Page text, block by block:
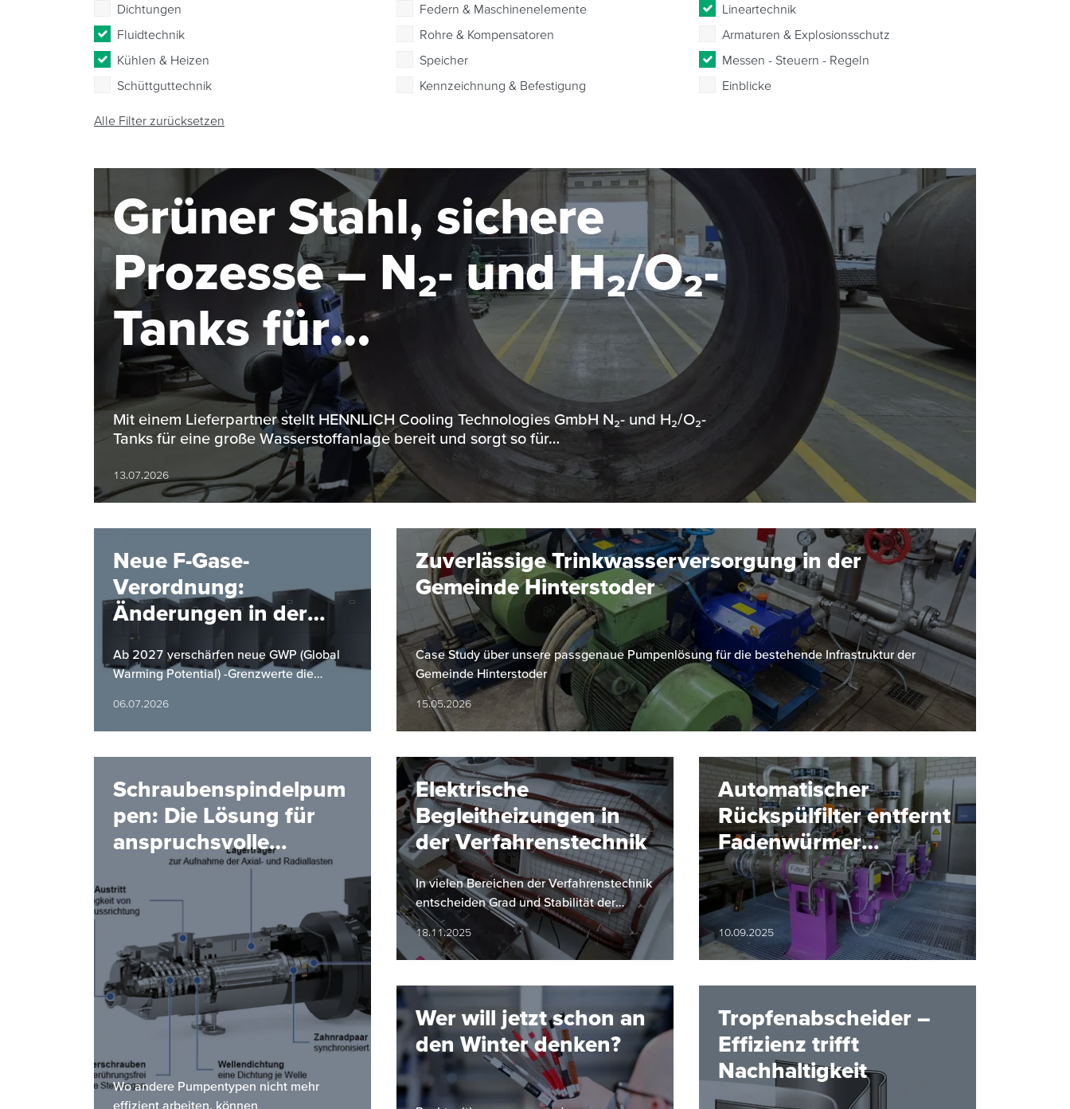
Dichtungen Federn & Maschinenelemente
Lineartechnik
Fluidtechnik
Rohre & Kompensatoren
Armaturen & Explosionsschutz
Kühlen & Heizen
Speicher
Messen - Steuern - Regeln
Schüttguttechnik
Kennzeichnung & Befestigung Einblicke
Alle Filter zurücksetzen
Grüner Stahl, sichere
Prozesse – N₂- und H₂/O₂-
Tanks für
Elektrolyseanlage im MW-
Bereich
Mit einem Lieferpartner stellt HENNLICH Cooling Technologies GmbH N₂- und H₂/O₂-
Tanks für eine große Wasserstoffanlage bereit und sorgt so für…
13.07.2026
Neue F-Gase-
Verordnung:
Änderungen in der
Kältemittelverordnung
ab 2027
Ab 2027 verschärfen neue GWP (Global
Warming Potential) -Grenzwerte die
HYFRA bietet mit einer neuen Baureihe
eine…
06.07.2026
Zuverlässige Trinkwasserversorgung in der
Gemeinde Hinterstoder
Case Study über unsere passgenaue Pumpenlösung für die bestehende Infrastruktur der
Gemeinde Hinterstoder
15.05.2026
Schraubenspindelpum
pen: Die Lösung für
anspruchsvolle
Förderaufgaben
Wo andere Pumpentypen nicht mehr
effizient arbeiten, können
Elektrische
Begleitheizungen in
der Verfahrenstechnik
In vielen Bereichen der Verfahrenstechnik
entscheiden Grad und Stabilität der
Temperatur maßgeblich über Qualität und
Sicherheit von…
18.11.2025
Automatischer
Rückspülfilter entfernt
Fadenwürmer
zuverlässig aus dem
Trinkwasser
10.09.2025
Wer will jetzt schon an
den Winter denken?
Tropfenabscheider –
Effizienz trifft
Nachhaltigkeit